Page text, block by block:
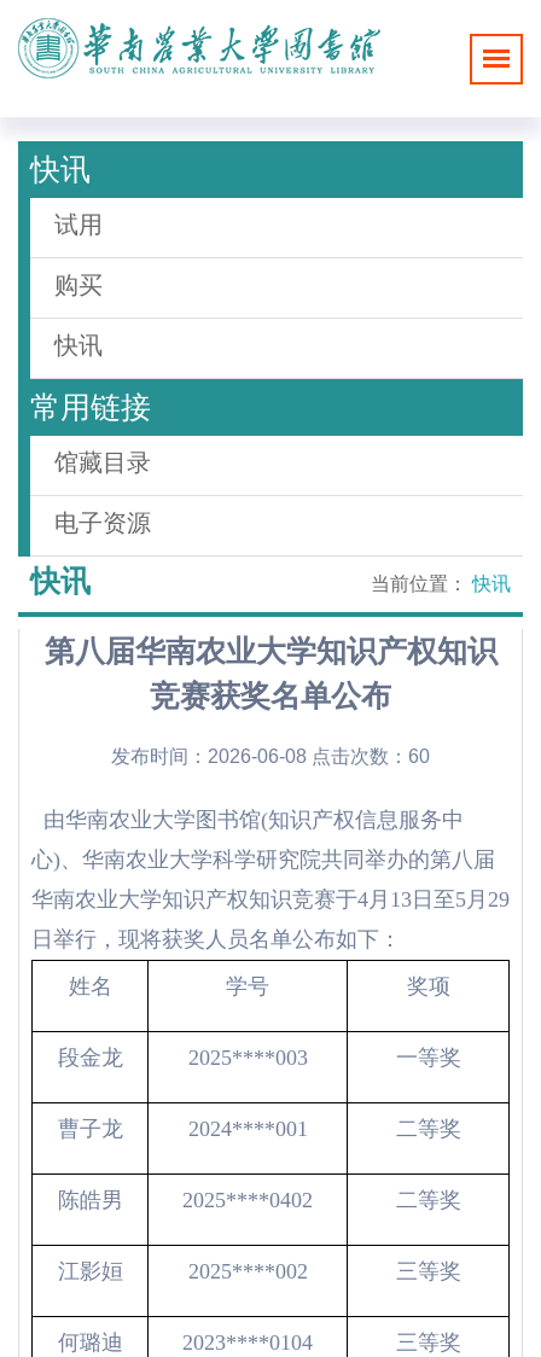
快讯
试用
购买
快讯
常用链接
馆藏目录
电子资源
当前位置：快讯
快讯
第八届华南农业大学知识产权知识
竞赛获奖名单公布
发布时间：2026-06-08 点击次数： 60
由华南农业大学图书馆(知识产权信息服务中
心)、华南农业大学科学研究院共同举办的第八届
华南农业大学知识产权知识竞赛于4月13日至5月29
日举行，现将获奖人员名单公布如下：
姓名
学号 奖项
段金龙 2025****003 一等奖
曹子龙 2024****001 二等奖
陈皓男 2025****0402 二等奖
江影姮 2025****002 三等奖
何璐迪 2023****0104 三等奖